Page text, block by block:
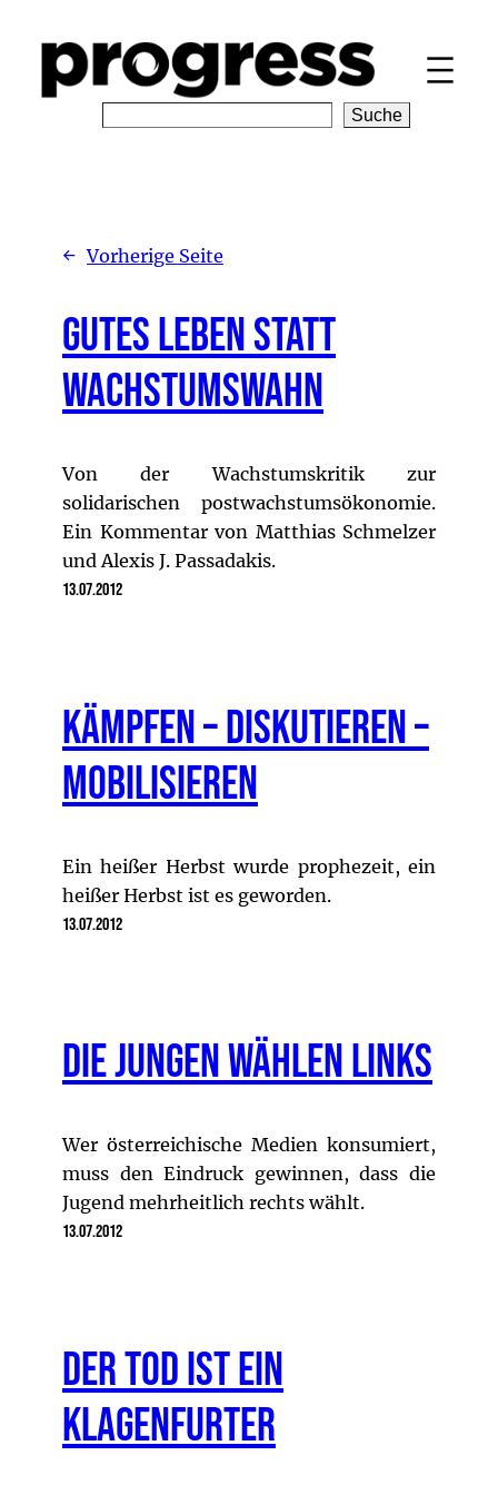
Inhalt
springen
Suche
← Vorherige Seite
Gutes Leben statt
Wachstumswahn
Von der Wachstumskritik zur
solidarischen postwachstumsökonomie.
Ein Kommentar von Matthias Schmelzer
und Alexis J. Passadakis.
13.07.2012
Kämpfen – Diskutieren –
Mobilisieren
Ein heißer Herbst wurde prophezeit, ein
heißer Herbst ist es geworden.
13.07.2012
Die Jungen wählen links
Wer österreichische Medien konsumiert,
muss den Eindruck gewinnen, dass die
Jugend mehrheitlich rechts wählt.
13.07.2012
Der Tod ist ein
Klagenfurter